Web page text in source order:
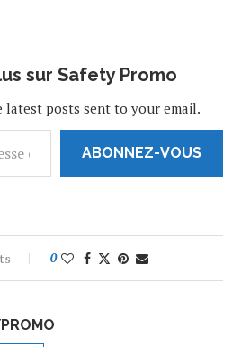
sur Safety Promo
latest posts sent to your email.
ABONNEZ-VOUS
0